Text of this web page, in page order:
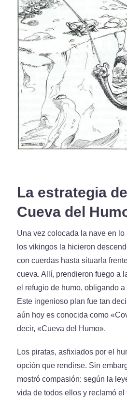
La estrategia
Cueva del
Una vez colocada la nave en
los vikingos la hicieron
con cuerdas hasta situarla
cueva. Allí, prendieron fuego a
el refugio de humo, obligando
Este ingenioso plan fue tan
aún hoy es conocida como
decir, «Cueva del Humo».
Los piratas, asfixiados por el
opción que rendirse. Sin
mostró compasión: según la
vida de todos ellos y reclamó el